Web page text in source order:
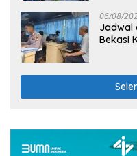
06/08/
Jadwal
Bekasi